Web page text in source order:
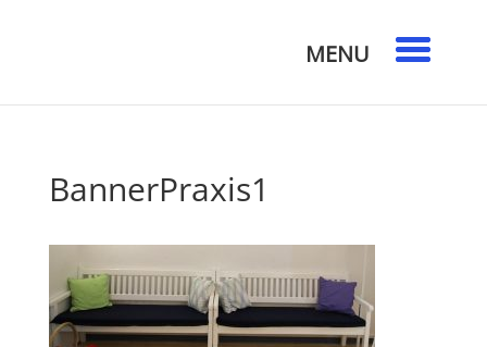
BannerPraxis1